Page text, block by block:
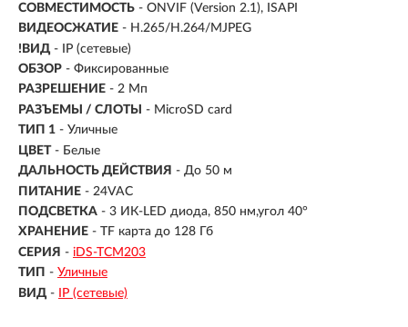
СОВМЕСТИМОСТЬ - ONVIF (Version 2.1), ISAPI
ВИДЕОСЖАТИЕ - H.265/H.264/MJPEG
!ВИД - IP (сетевые)
ОБЗОР - Фиксированные
РАЗРЕШЕНИЕ - 2 Мп
РАЗЪЕМЫ / СЛОТЫ
- MicroSD card
ТИП 1 - Уличные
ЦВЕТ - Белые
ДАЛЬНОСТЬ ДЕЙСТВИЯ - До 50 м
ПИТАНИЕ - 24VAC
ПОДСВЕТКА - 3 ИК-LED диода, 850 нм,угол 40°
ХРАНЕНИЕ - TF карта до 128 Гб
СЕРИЯ - iDS-TCM203
ТИП - Уличные
ВИД - IP (сетевые)